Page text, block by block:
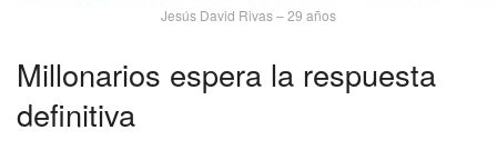
Jesús David Rivas – 29 años
Millonarios espera la respuesta
definitiva